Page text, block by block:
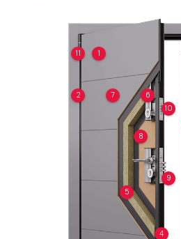
1
2
4
5
6
7
8
9
10
11